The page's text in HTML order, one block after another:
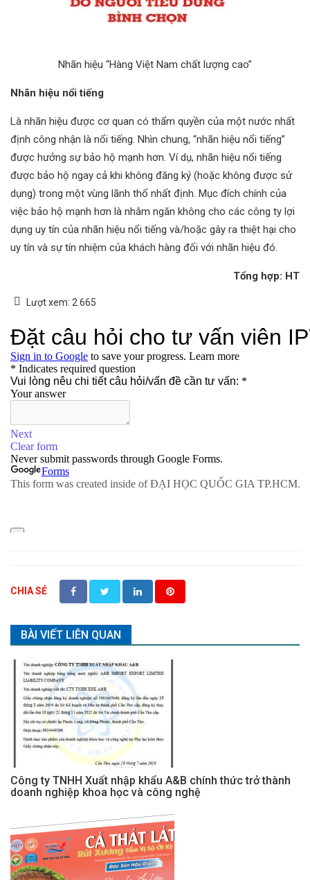
Nhãn hiệu “Hàng Việt Nam chất lượng cao”
Nhãn hiệu nổi tiếng
Là nhãn hiệu được cơ quan có thẩm quyền của một nước nhất
định công nhận là nổi tiếng. Nhìn chung, “nhãn hiệu nổi tiếng”
được hưởng sự bảo hộ mạnh hơn. Ví dụ, nhãn hiệu nổi tiếng
được bảo hộ ngay cả khi không đăng ký (hoặc không được sử
dụng) trong một vùng lãnh thổ nhất định. Mục đích chính của
việc bảo hộ mạnh hơn là nhằm ngăn không cho các công ty lợi
dụng uy tín của nhãn hiệu nổi tiếng và/hoặc gây ra thiệt hại cho
uy tín và sự tín nhiệm của khách hàng đối với nhãn hiệu đó.
Tổng hợp: HT
Lượt xem: 2.665
CHIA SẺ
BÀI VIẾT LIÊN QUAN
Công ty TNHH Xuất nhập khẩu A&B chính thức trở thành
doanh nghiệp khoa học và công nghệ